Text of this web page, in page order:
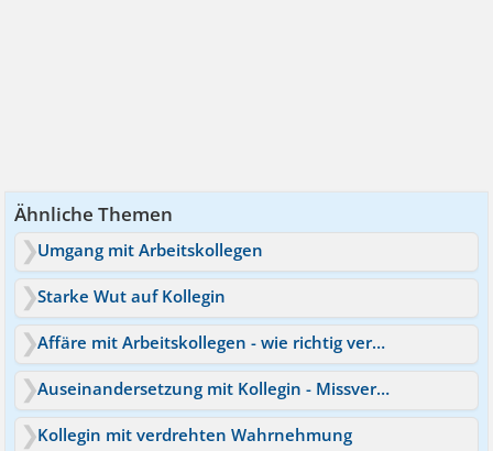
Ähnliche Themen
Umgang mit Arbeitskollegen
Starke Wut auf Kollegin
Affäre mit Arbeitskollegen - wie richtig verhalten?
Auseinandersetzung mit Kollegin - Missverständnis
Kollegin mit verdrehten Wahrnehmung